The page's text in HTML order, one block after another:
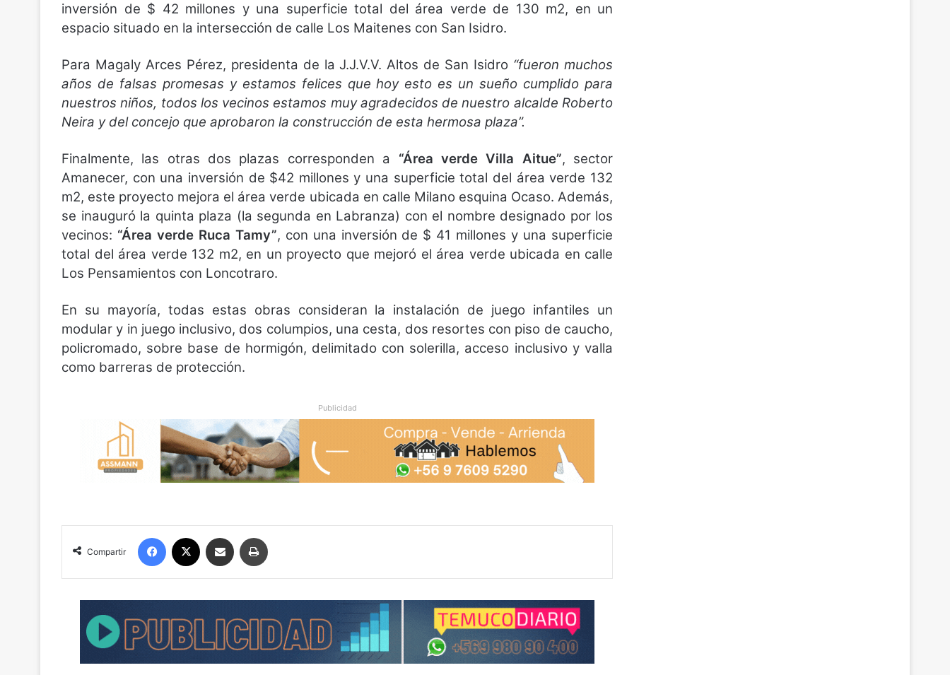
inversión de $ 42 millones y una superficie total del área verde de 130 m2, en un
espacio situado en la intersección de calle Los Maitenes con San Isidro.
Para Magaly Arces Pérez, presidenta de la J.J.V.V. Altos de San Isidro “fueron muchos
años de falsas promesas y estamos felices que hoy esto es un sueño cumplido para
nuestros niños, todos los vecinos estamos muy agradecidos de nuestro alcalde Roberto
Neira y del concejo que aprobaron la construcción de esta hermosa plaza”.
Finalmente, las otras dos plazas corresponden a “Área verde Villa Aitue”, sector
Amanecer, con una inversión de $42 millones y una superficie total del área verde 132
m2, este proyecto mejora el área verde ubicada en calle Milano esquina Ocaso. Además,
se inauguró la quinta plaza (la segunda en Labranza) con el nombre designado por los
vecinos: “Área verde Ruca Tamy”, con una inversión de $ 41 millones y una superficie
total del área verde 132 m2, en un proyecto que mejoró el área verde ubicada en calle
Los Pensamientos con Loncotraro.
En su mayoría, todas estas obras consideran la instalación de juego infantiles un
modular y in juego inclusivo, dos columpios, una cesta, dos resortes con piso de caucho,
policromado, sobre base de hormigón, delimitado con solerilla, acceso inclusivo y valla
como barreras de protección.
Publicidad
Compartir